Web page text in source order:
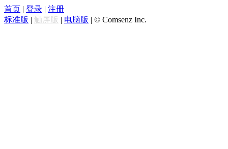
首页 | 登录 | 注册
标准版 | 触屏版 | 电脑版 | © Comsenz Inc.